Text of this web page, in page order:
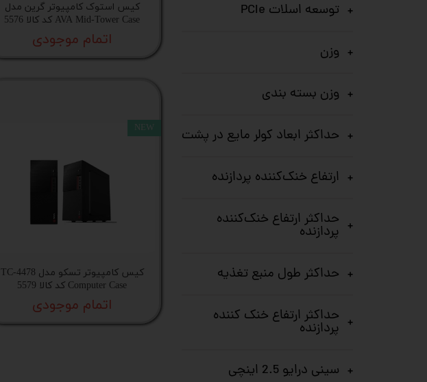
توسعه اسلات PCIe
وزن
وزن بسته بندی
حداکثر ابعاد کولر مایع در پشت
ارتفاع خنک‌کننده پردازنده
حداکثر ارتفاع خنک‌کننده
پردازنده
حداکثر طول منبع تغذیه
حداکثر ارتفاع خنک کننده
پردازنده
سینی درایو 2.5 اینچی
کیس استوک کامپیوتر گرین مدل
AVA Mid-Tower Case کد کالا 5576
اتمام موجودی
کیس کامپیوتر تسکو مدل TC-4478
Computer Case کد کالا 5579
اتمام موجودی
NEW